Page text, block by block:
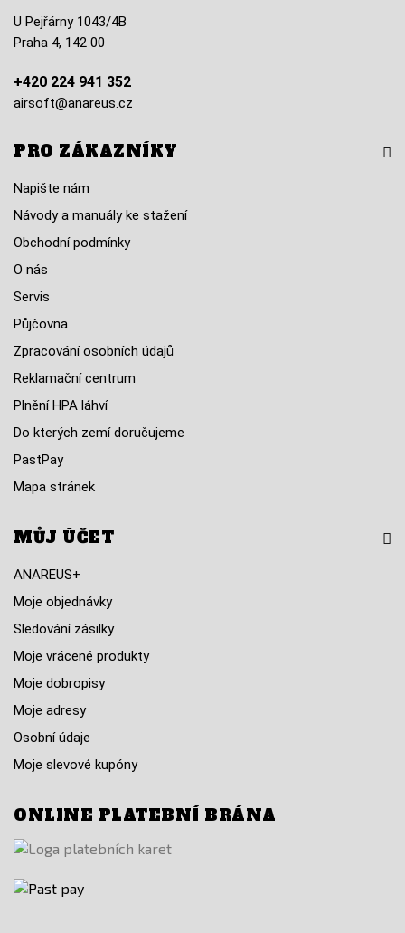
U Pejřárny 1043/4B
Praha 4, 142 00
+420 224 941 352
airsoft@anareus.cz
PRO ZÁKAZNÍKY
Napište nám
Návody a manuály ke stažení
Obchodní podmínky
O nás
Servis
Půjčovna
Zpracování osobních údajů
Reklamační centrum
Plnění HPA láhví
Do kterých zemí doručujeme
PastPay
Mapa stránek
MŮJ ÚČET
ANAREUS+
Moje objednávky
Sledování zásilky
Moje vrácené produkty
Moje dobropisy
Moje adresy
Osobní údaje
Moje slevové kupóny
ONLINE PLATEBNÍ BRÁNA